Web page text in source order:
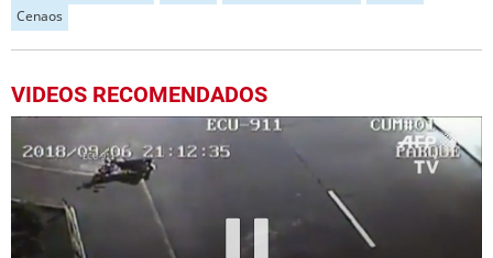
Cenaos
VIDEOS RECOMENDADOS